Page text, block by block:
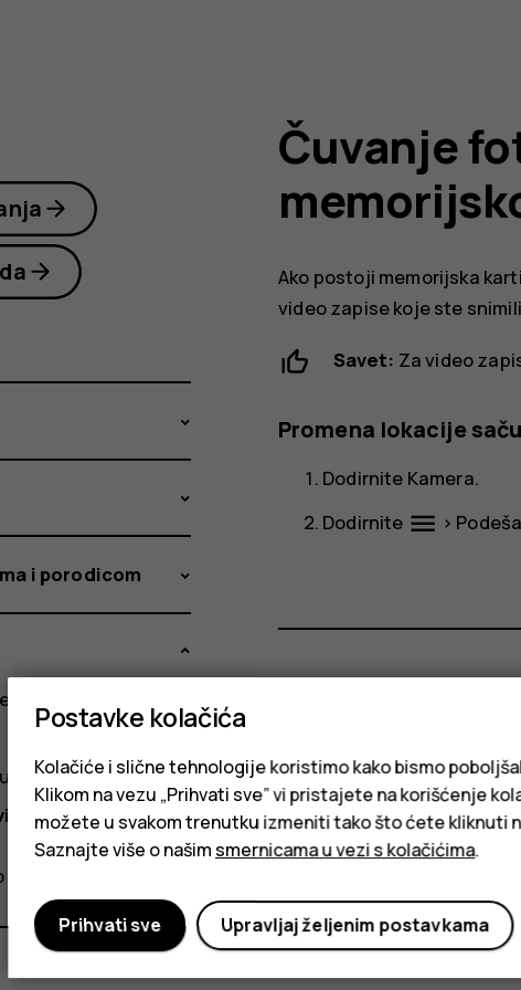
Čuvanje
Ako postoji memorijska
video zapise koje ste
Savet: Za video
Promena lokacije
Dodirnite Kamera.
Dodirnite menu >
Da Ne
i porodicom
profesionalca
zapisa na
Postavke kolačića
Kolačiće i slične tehnologije koristimo kako bismo
Klikom na vezu „Prihvati sve” vi pristajete na korišćenje
možete u svakom trenutku izmeniti tako što ćete kliknuti
Saznajte više o našimsmernicama u vezi s kolačićima.
Upravljaj željenim postavkama
Prihvati sve